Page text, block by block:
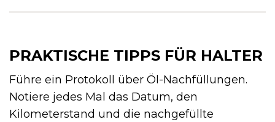
PRAKTISCHE TIPPS FÜR HALTER
Führe ein Protokoll über Öl-Nachfüllungen.
Notiere jedes Mal das Datum, den
Kilometerstand und die nachgefüllte